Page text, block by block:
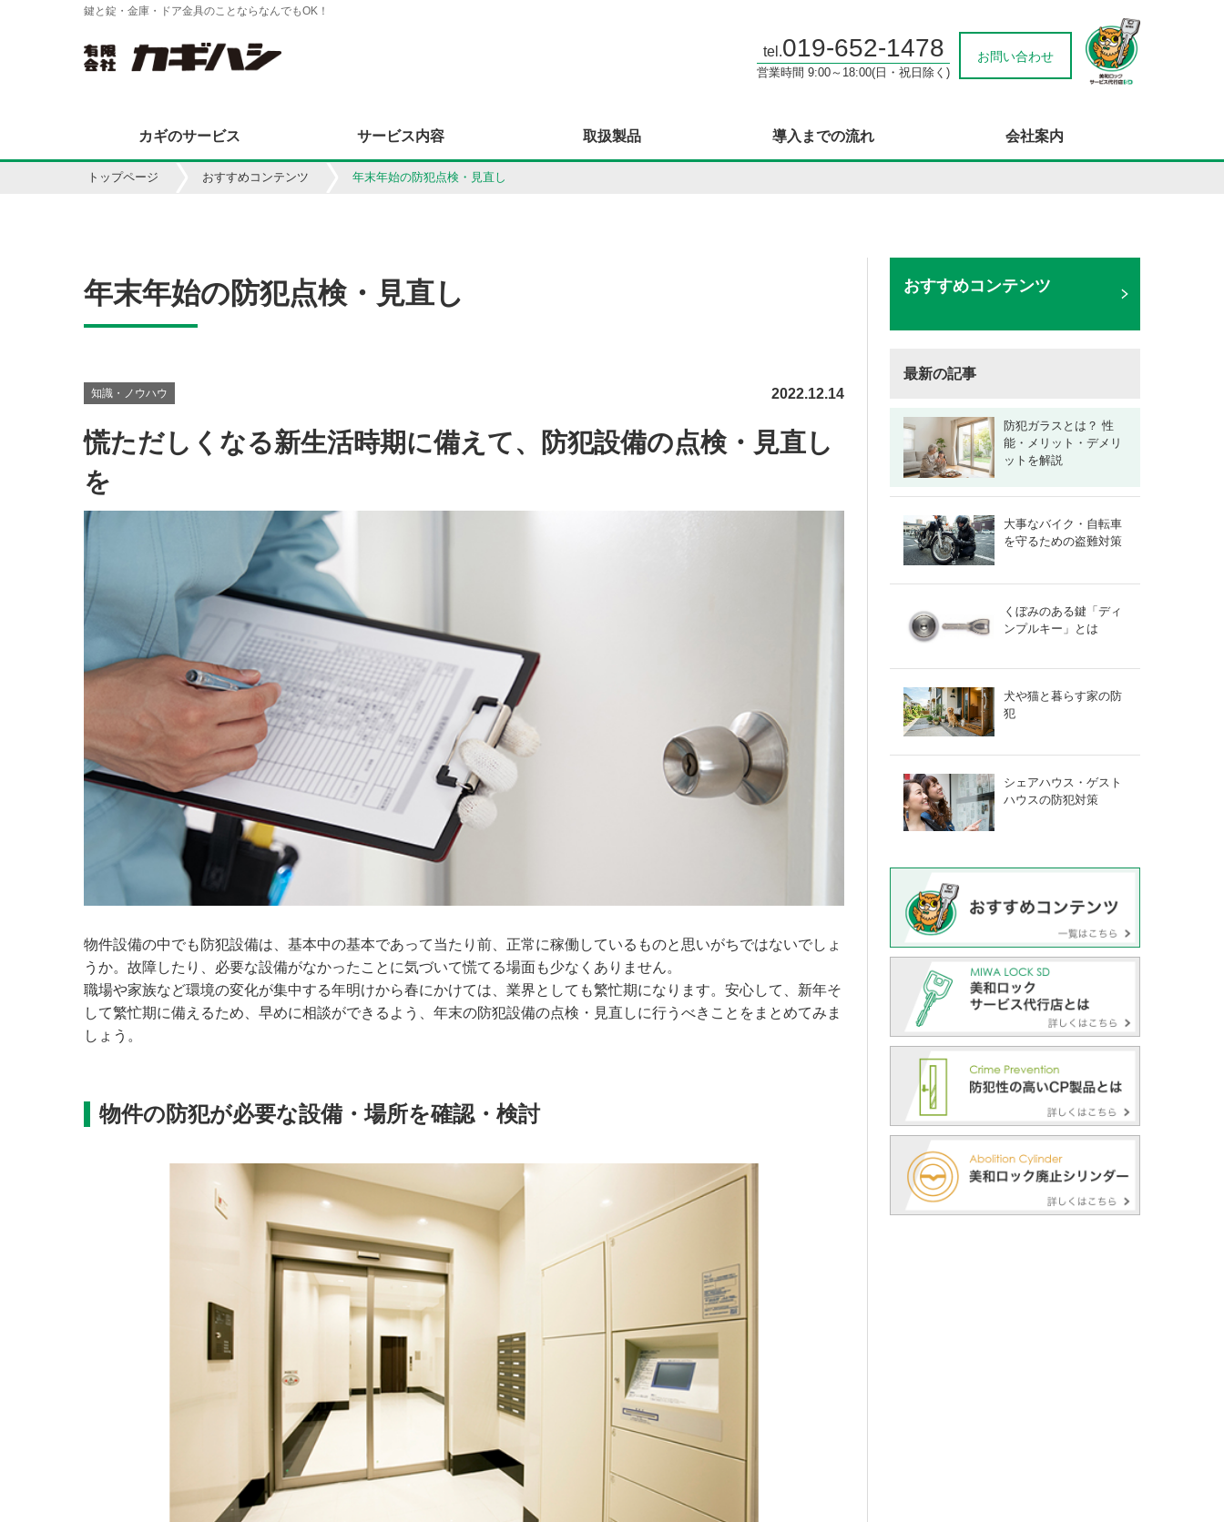
鍵と錠・金庫・ドア金具のことならなんでもOK！
tel.019-652-1478
営業時間 9:00～18:00(日・祝日除く)
お問い合わせ
カギのサービス サービス内容 取扱製品 導入までの流れ 会社案内
トップページ おすすめコンテンツ 年末年始の防犯点検・見直し
年末年始の防犯点検・見直し
知識・ノウハウ 2022.12.14
慌ただしくなる新生活時期に備えて、防犯設備の点検・見直し
を
物件設備の中でも防犯設備は、基本中の基本であって当たり前、正常に稼働しているものと思いがちではないでしょ
うか。故障したり、必要な設備がなかったことに気づいて慌てる場面も少なくありません。
職場や家族など環境の変化が集中する年明けから春にかけては、業界としても繁忙期になります。安心して、新年そ
して繁忙期に備えるため、早めに相談ができるよう、年末の防犯設備の点検・見直しに行うべきことをまとめてみま
しょう。
物件の防犯が必要な設備・場所を確認・検討
おすすめコンテンツ
最新の記事
防犯ガラスとは？ 性
能・メリット・デメリ
ットを解説
大事なバイク・自転車
を守るための盗難対策
くぼみのある鍵「ディ
ンプルキー」とは
犬や猫と暮らす家の防
犯
シェアハウス・ゲスト
ハウスの防犯対策